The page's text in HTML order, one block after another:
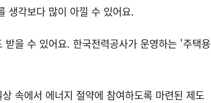
생각보다 많이 아낄 수 있어요.
을 수 있어요. 한국전력공사가 운영하는 '주택용
속에서 에너지 절약에 참여하도록 마련된 제도